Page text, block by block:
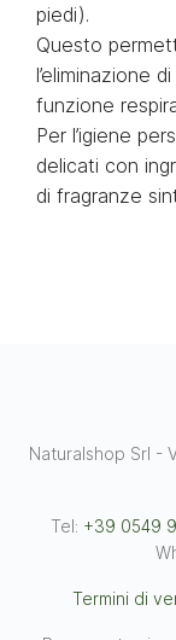
piedi).
Questo
l’eliminazione
funzione
Per l’igiene
delicati con
di fragranze
Naturalshop Srl -
Tel: +39 0549
Termini di